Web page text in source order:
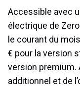
Accessible avec
électrique de
le courant du
€ pour la version
version premium.
additionnel et de